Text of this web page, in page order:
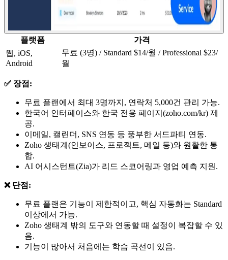
플랫폼
가격
웹, iOS,
Android
무료 (3명) / Standard $14/월 / Professional $23/
월
✅ 장점:
무료 플랜에서 최대 3명까지, 연락처 5,000건 관리 가능.
한국어 인터페이스와 한국 전용 페이지(zoho.com/kr) 제
공.
이메일, 캘린더, SNS 연동 등 풍부한 서드파티 연동.
Zoho 생태계(인보이스, 프로젝트, 메일 등)와 원활한 통
합.
AI 어시스턴트(Zia)가 리드 스코어링과 영업 예측 지원.
❌ 단점:
무료 플랜은 기능이 제한적이고, 핵심 자동화는 Standard
이상에서 가능.
Zoho 생태계 밖의 도구와 연동할 때 설정이 복잡할 수 있
음.
기능이 많아서 처음에는 학습 곡선이 있음.